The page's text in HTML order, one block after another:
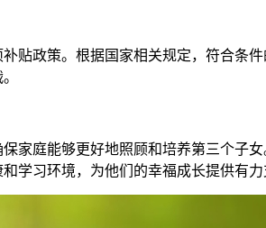
政策。根据国家相关规定，符合条
庭能够更好地照顾和培养第三个子
学习环境，为他们的幸福成长提供有力